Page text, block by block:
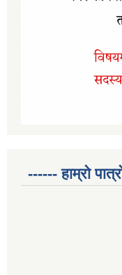
------ हाम्रो